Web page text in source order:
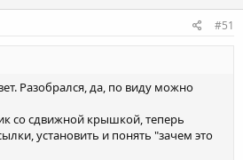
#51
Разобрался, да, по виду можно
со сдвижной крышкой, теперь
установить и понять "зачем это